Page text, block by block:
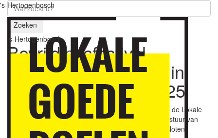
's-Hertogenbosch
's-Hertogenbosch
Zoeken
Bevrijdingsfestival
Brabant opgenomen in
gids29 december 2025
Stichting Bevrijdingsfestival Brabant is opgenomen in de Lokale
Goededoelengids ’s-Hertogenbosch. Dit heeft het bestuur van
Goede Doelen 's-Hertogenbosch eind december besloten.